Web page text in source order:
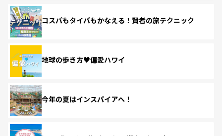
コスパもタイパもかなえる！賢者の旅テクニック
地球の歩き方♥偏愛ハワイ
今年の夏はインスパイアへ！